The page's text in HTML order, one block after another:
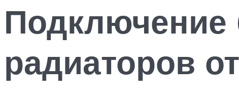
Подключение
радиаторов